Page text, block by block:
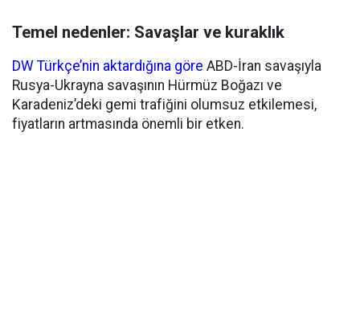
Temel nedenler: Savaşlar ve kuraklık
DW Türkçe’nin aktardığına göre ABD-İran savaşıyla
Rusya-Ukrayna savaşının Hürmüz Boğazı ve
Karadeniz’deki gemi trafiğini olumsuz etkilemesi,
fiyatların artmasında önemli bir etken.